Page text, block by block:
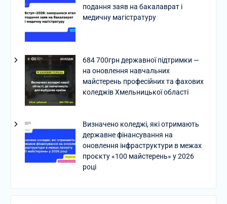
подання заяв на бакалаврат і
медичну магістратуру
684 700грн державної підтримки —
на оновлення навчальних
майстерень професійних та фахових
коледжів Хмельницької області
Визначено коледжі, які отримають
державне фінансування на
оновлення інфраструктури в межах
проєкту «100 майстерень» у 2026
році